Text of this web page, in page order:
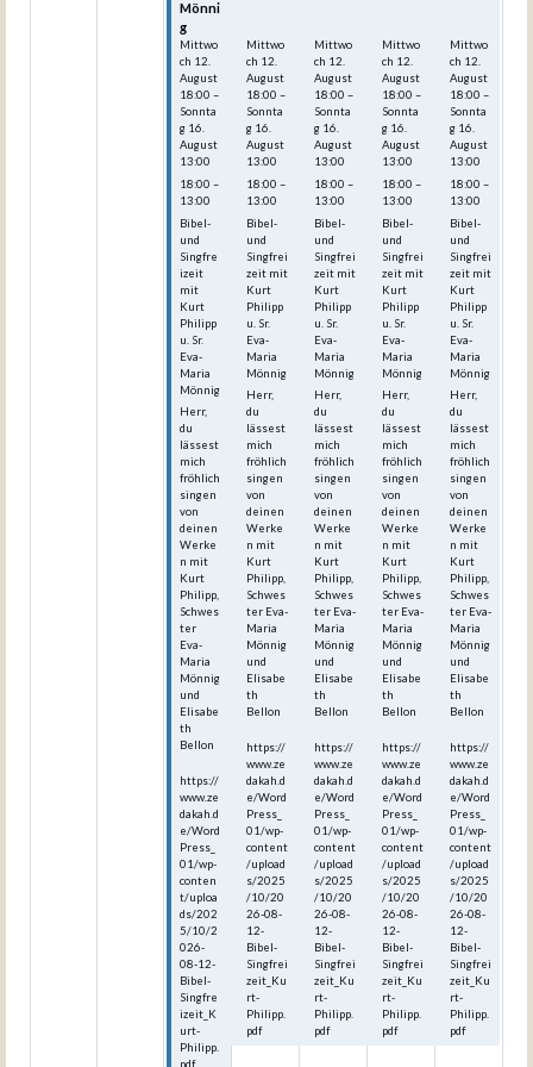
Mönni
g
Mittwo
ch 12.
August
18:00 –
Sonnta
g 16.
August
13:00
18:00 –
13:00
Bibel-
und
Singfre
izeit
mit
Kurt
Philipp
u. Sr.
Eva-
Maria
Mönnig
Herr,
du
lässest
mich
fröhlich
singen
von
deinen
Werke
n mit
Kurt
Philipp,
Schwes
ter
Eva-
Maria
Mönnig
und
Elisabe
th
Bellon
https://
www.ze
dakah.d
e/Word
Press_
01/wp-
conten
t/uploa
ds/202
5/10/2
026-
08-12-
Bibel-
Singfre
izeit_K
urt-
Philipp.
pdf
Mittwo
ch 12.
August
18:00 –
Sonnta
g 16.
August
13:00
18:00 –
13:00
Bibel-
und
Singfrei
zeit mit
Kurt
Philipp
u. Sr.
Eva-
Maria
Mönnig
Herr,
du
lässest
mich
fröhlich
singen
von
deinen
Werke
n mit
Kurt
Philipp,
Schwes
ter Eva-
Maria
Mönnig
und
Elisabe
th
Bellon
https://
www.ze
dakah.d
e/Word
Press_
01/wp-
content
/upload
s/2025
/10/20
26-08-
12-
Bibel-
Singfrei
zeit_Ku
rt-
Philipp.
pdf
Mittwo
ch 12.
August
18:00 –
Sonnta
g 16.
August
13:00
18:00 –
13:00
Bibel-
und
Singfrei
zeit mit
Kurt
Philipp
u. Sr.
Eva-
Maria
Mönnig
Herr,
du
lässest
mich
fröhlich
singen
von
deinen
Werke
n mit
Kurt
Philipp,
Schwes
ter Eva-
Maria
Mönnig
und
Elisabe
th
Bellon
https://
www.ze
dakah.d
e/Word
Press_
01/wp-
content
/upload
s/2025
/10/20
26-08-
12-
Bibel-
Singfrei
zeit_Ku
rt-
Philipp.
pdf
Mittwo
ch 12.
August
18:00 –
Sonnta
g 16.
August
13:00
18:00 –
13:00
Bibel-
und
Singfrei
zeit mit
Kurt
Philipp
u. Sr.
Eva-
Maria
Mönnig
Herr,
du
lässest
mich
fröhlich
singen
von
deinen
Werke
n mit
Kurt
Philipp,
Schwes
ter Eva-
Maria
Mönnig
und
Elisabe
th
Bellon
https://
www.ze
dakah.d
e/Word
Press_
01/wp-
content
/upload
s/2025
/10/20
26-08-
12-
Bibel-
Singfrei
zeit_Ku
rt-
Philipp.
pdf
Mittwo
ch 12.
August
18:00 –
Sonnta
g 16.
August
13:00
18:00 –
13:00
Bibel-
und
Singfrei
zeit mit
Kurt
Philipp
u. Sr.
Eva-
Maria
Mönnig
Herr,
du
lässest
mich
fröhlich
singen
von
deinen
Werke
n mit
Kurt
Philipp,
Schwes
ter Eva-
Maria
Mönnig
und
Elisabe
th
Bellon
https://
www.ze
dakah.d
e/Word
Press_
01/wp-
content
/upload
s/2025
/10/20
26-08-
12-
Bibel-
Singfrei
zeit_Ku
rt-
Philipp.
pdf